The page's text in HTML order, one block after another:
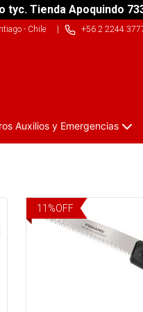
tyc. Tienda Apoquindo
- Chile| +56 2 2244
Auxilios y Emergencias
11 %OFF